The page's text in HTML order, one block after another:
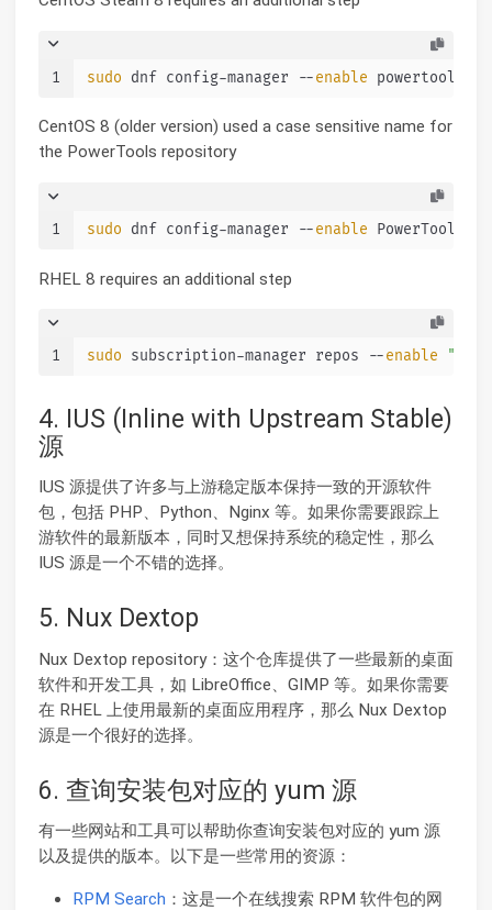
1 sudo dnf config-manager --enable powertools
CentOS 8 (older version) used a case sensitive name for
the PowerTools repository
1 sudo dnf config-manager --enable PowerTools
RHEL 8 requires an additional step
1 sudo subscription-manager repos --enable
4. IUS (Inline with Upstream Stable)
源
IUS 源提供了许多与上游稳定版本保持一致的开源软件
包，包括 PHP、Python、Nginx 等。如果你需要跟踪上
游软件的最新版本，同时又想保持系统的稳定性，那么
IUS 源是一个不错的选择。
5. Nux Dextop
Nux Dextop repository：这个仓库提供了一些最新的桌面
软件和开发工具，如 LibreOffice、GIMP 等。如果你需要
在 RHEL 上使用最新的桌面应用程序，那么 Nux Dextop
源是一个很好的选择。
6. 查询安装包对应的 yum 源
有一些网站和工具可以帮助你查询安装包对应的 yum 源
以及提供的版本。以下是一些常用的资源：
RPM Search ：这是一个在线搜索 RPM 软件包的网